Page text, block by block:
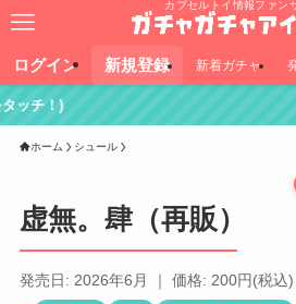
カプセルトイ情報ファン
ログイン 新規登録 新着ガチャ
ホーム シュール
虚無。肆（再販）
発売日: 2026年6月 ｜ 価格: 200円(税込)